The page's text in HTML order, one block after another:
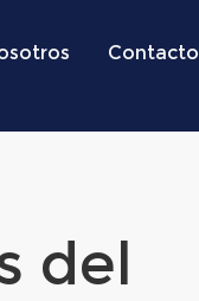
Contacto
del